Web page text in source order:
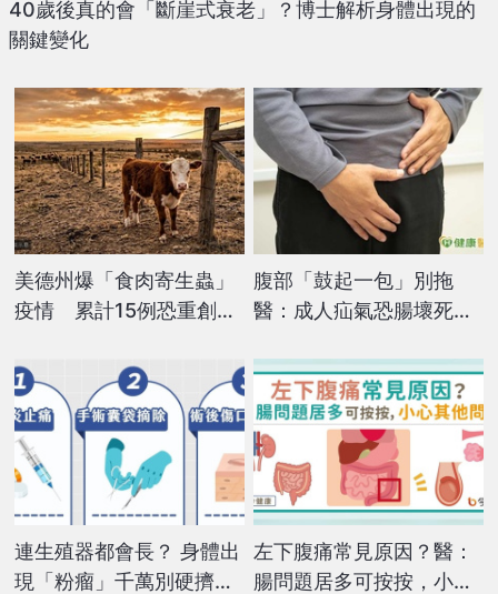
40歲後真的會「斷崖式衰老」？博士解析身體出現的
關鍵變化
美德州爆「食肉寄生蟲」
疫情 累計15例恐重創畜
腹部「鼓起一包」別拖
醫：成人疝氣恐腸壞死
連生殖器都會長？ 身體出
現「粉瘤」千萬別硬擠：
左下腹痛常見原因？醫：
腸問題居多可按按，小心